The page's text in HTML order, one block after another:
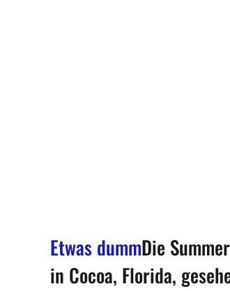
Etwas dummDie
in Cocoa, Florida,